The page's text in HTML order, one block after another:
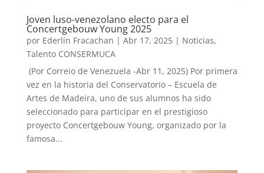
Joven luso-venezolano electo para el
Concertgebouw Young 2025
por Ederlin Fracachan | Abr 17, 2025| Noticias,
Talento CONSERMUCA
(Por Correio de Venezuela -Abr 11, 2025) Por primera
vez en la historia del Conservatorio – Escuela de
Artes de Madeira, uno de sus alumnos ha sido
seleccionado para participar en el prestigioso
proyecto Concertgebouw Young, organizado por la
famosa...